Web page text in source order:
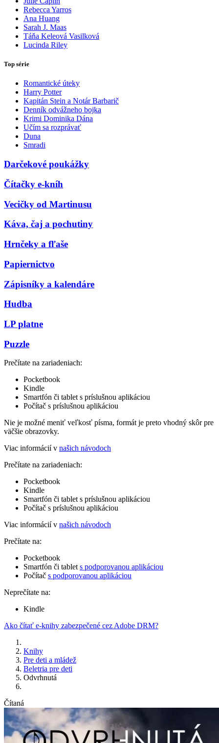
Rebecca Yarros
Ana Huang
Sarah J. Maas
Táňa Keleová Vasilková
Lucinda Riley
Top série
Romantické úteky
Harry Potter
Kapitán Stein a Notár Barbarič
Denník odvážneho bojka
Krimi Dominika Dána
Učím sa rozprávať
Duna
Smradi
Darčekové poukážky
Čítačky e-kníh
Vecičky od Martinusu
Káva, čaj a pochutiny
Hrnčeky a fľaše
Papiernictvo
Zápisníky a kalendáre
Hudba
LP platne
Puzzle
Prečítate na zariadeniach:
Pocketbook
Kindle
Smartfón či tablet s príslušnou aplikáciou
Počítač s príslušnou aplikáciou
Nie je možné meniť veľkosť písma, formát je preto vhodný skôr pre
väčšie obrazovky.
Viac informácií v našich návodoch
Prečítate na zariadeniach:
Pocketbook
Kindle
Smartfón či tablet s príslušnou aplikáciou
Počítač s príslušnou aplikáciou
Viac informácií v našich návodoch
Prečítate na:
Pocketbook
Smartfón či tablet s podporovanou aplikáciou
Počítač s podporovanou aplikáciou
Neprečítate na:
Kindle
Ako čítať e-knihy zabezpečené cez Adobe DRM?
Knihy
Pre deti a mládež
Beletria pre deti
Odvrhnutá
Čítaná